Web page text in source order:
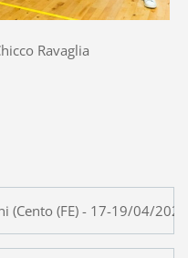
Ravaglia
(Cento (FE) - 17-19/04/